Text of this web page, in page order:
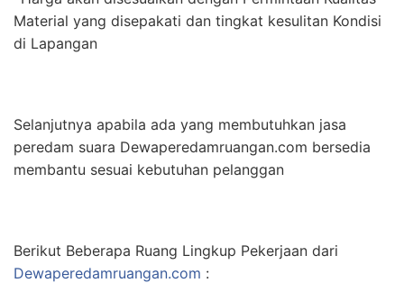
Material yang disepakati dan tingkat kesulitan Kondisi
di Lapangan
Selanjutnya apabila ada yang membutuhkan jasa
peredam suara Dewaperedamruangan.com bersedia
membantu sesuai kebutuhan pelanggan
Berikut Beberapa Ruang Lingkup Pekerjaan dari
Dewaperedamruangan.com :